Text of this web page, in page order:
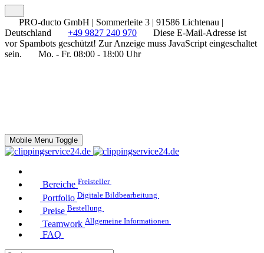
PRO-ducto GmbH | Sommerleite 3 | 91586 Lichtenau |
Deutschland
+49 9827 240 970
Diese E-Mail-Adresse ist
vor Spambots geschützt! Zur Anzeige muss JavaScript eingeschaltet
sein.
Mo. - Fr. 08:00 - 18:00 Uhr
Mobile Menu Toggle
Bereiche Freisteller
Portfolio Digitale Bildbearbeitung
Preise Bestellung
Teamwork Allgemeine Informationen
FAQ